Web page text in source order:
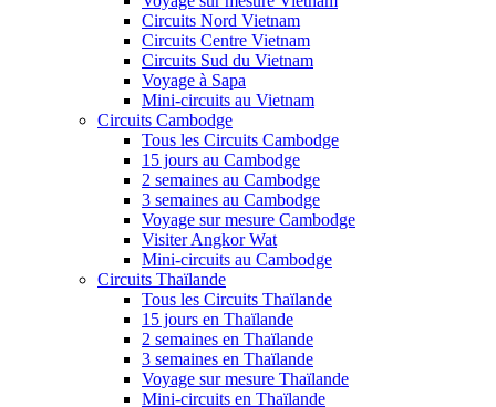
Circuits Nord Vietnam
Circuits Centre Vietnam
Circuits Sud du Vietnam
Voyage à Sapa
Mini-circuits au Vietnam
Circuits Cambodge
Tous les Circuits Cambodge
15 jours au Cambodge
2 semaines au Cambodge
3 semaines au Cambodge
Voyage sur mesure Cambodge
Visiter Angkor Wat
Mini-circuits au Cambodge
Circuits Thaïlande
Tous les Circuits Thaïlande
15 jours en Thaïlande
2 semaines en Thaïlande
3 semaines en Thaïlande
Voyage sur mesure Thaïlande
Mini-circuits en Thaïlande